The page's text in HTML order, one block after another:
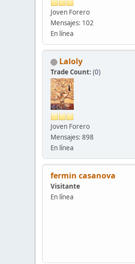
Joven Forero
Mensajes: 102
En línea
Laloly
Trade Count: (0)
Joven Forero
Mensajes: 898
En línea
fermin casanova
Visitante
En línea